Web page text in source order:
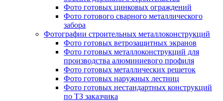
Фото готовых цинковых ограждений
Фото готового сварного металлического
забора
Фотографии строительных металлоконструкций
Фото готовых ветрозащитных экранов
Фото готовых металлоконструкций для
производства алюминиевого профиля
Фото готовых металлических решеток
Фото готовых наружных лестниц
Фото готовых нестандартных конструкций
по ТЗ заказчика